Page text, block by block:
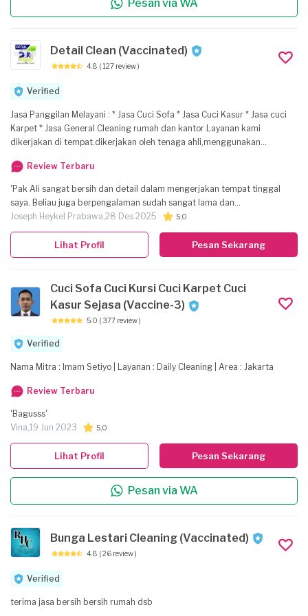
adalah layanan membersihkan seluruh bagian ruangan di rumah anda
seperti menyapu, mengepel, membersihkan kamar mandi agar rumah
Pesan via WA
Detail Clean (Vaccinated)
4.8 ( 127 review )
Verified
Jasa Panggilan Melayani : * Jasa Cuci Sofa * Jasa Cuci Kasur * Jasa cuci
Karpet * Jasa General Cleaning rumah dan kantor Layanan kami
dikerjakan di tempat.dikerjakan oleh tenaga ahli,menggunakan
bebas bau,debu,tungau dll kering dalam hitungan Jam. buka senin -
minggu. apabila minat silahkan Chat.tks sejasa
Review Terbaru
'Pak Ali sangat bersih dan detail dalam mengerjakan tempat tinggal
saya. Beliau juga berpengalaman sudah sangat lama dan
berpengalaman melakukan vakum sofa dan tempat tidur'
Joseph Heykel Prabawa,28 Des 2025 5,0
Pesan Sekarang
Lihat Profil
Cuci Sofa Cuci Kursi Cuci Karpet Cuci
Kasur Sejasa (Vaccine-3)
5.0 ( 377 review )
Verified
Nama Mitra : Imam Setiyo | Layanan : Daily Cleaning | Area : Jakarta
Review Terbaru
'Bagusss'
Vina,19 Jun 2023 5,0
Pesan Sekarang
Pesan via WA
Lihat Profil
Bunga Lestari Cleaning (Vaccinated)
4.8 ( 26 review )
Verified
terima jasa bersih bersih rumah dsb